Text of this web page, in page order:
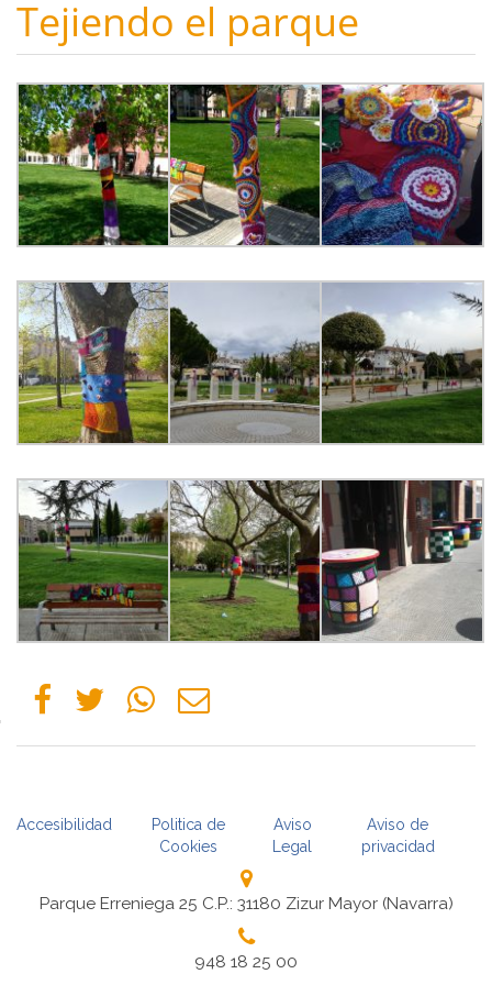
Tejiendo el parque
Accesibilidad
Politica de
Cookies
Aviso
Legal
Aviso de
privacidad
Parque Erreniega 25 C.P.: 31180 Zizur Mayor (Navarra)
948 18 25 00